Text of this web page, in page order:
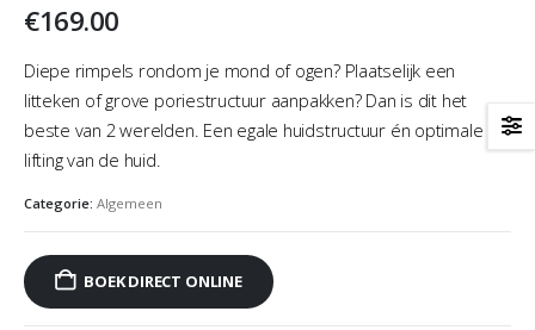
€169.00
Diepe rimpels rondom je mond of ogen? Plaatselijk een
litteken of grove poriestructuur aanpakken? Dan is dit het
beste van 2 werelden. Een egale huidstructuur én optimale
lifting van de huid.
Categorie: Algemeen
BOEK DIRECT ONLINE